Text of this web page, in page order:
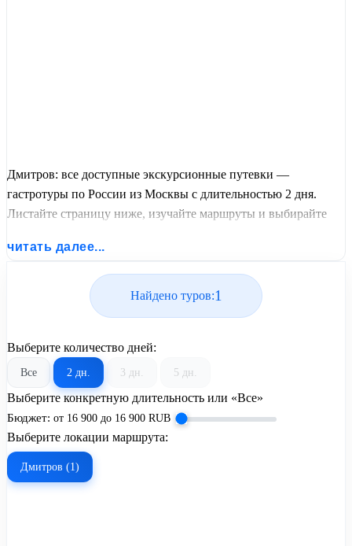
Дмитров: все доступные экскурсионные путевки —
гастротуры по России из Москвы с длительностью 2 дня.
Листайте страницу ниже, изучайте маршруты и выбирайте
предложений от United Travel Systems.
читать далее...
Найдено туров:1
Выберите количество дней:
Все 2 дн. 3 дн. 5 дн.
Выберите конкретную длительность или «Все»
Бюджет: от 16 900 до 16 900 RUB
Выберите локации маршрута:
Дмитров (1)